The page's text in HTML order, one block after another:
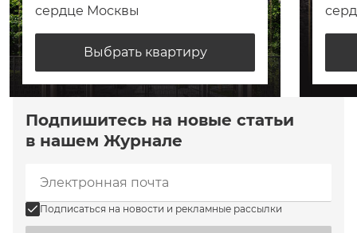
сердце Москвы
Выбрать квартиру
Подпишитесь на новые статьи
в нашем Журнале
Подписаться на новости и рекламные рассылки